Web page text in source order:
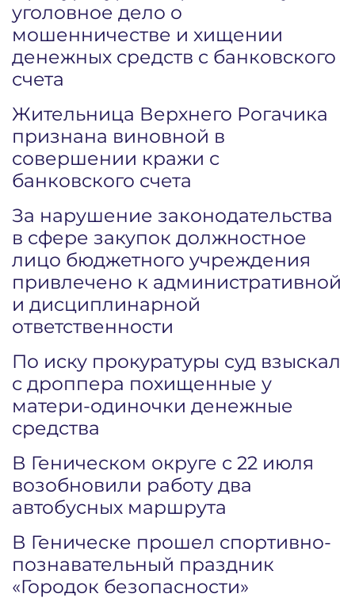
уголовное дело о
мошенничестве и хищении
денежных средств с банковского
счета
Жительница Верхнего Рогачика
признана виновной в
совершении кражи с
банковского счета
За нарушение законодательства
в сфере закупок должностное
лицо бюджетного учреждения
привлечено к административной
и дисциплинарной
ответственности
По иску прокуратуры суд взыскал
с дроппера похищенные у
матери-одиночки денежные
средства
В Геническом округе с 22 июля
возобновили работу два
автобусных маршрута
В Геническе прошел спортивно-
познавательный праздник
«Городок безопасности»